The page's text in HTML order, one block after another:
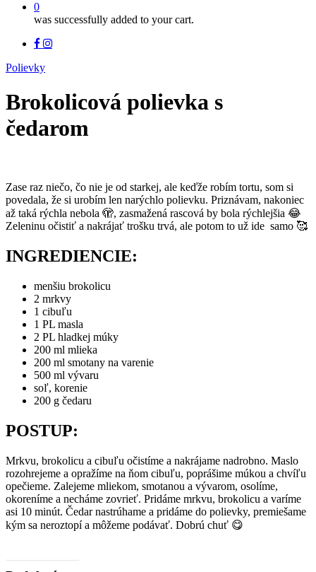
0
was successfully added to your cart.
facebook
instagram
Polievky
Brokolicová polievka s
čedarom
Zase raz niečo, čo nie je od starkej, ale keďže robím tortu, som si
povedala, že si urobím len narýchlo polievku. Priznávam, nakoniec
až taká rýchla nebola 🫣, zasmažená rascová by bola rýchlejšia 😂
Zeleninu očistiť a nakrájať trošku trvá, ale potom to už ide samo 🥰
INGREDIENCIE:
menšiu brokolicu
2 mrkvy
1 cibuľu
1 PL masla
2 PL hladkej múky
200 ml mlieka
200 ml smotany na varenie
500 ml vývaru
soľ, korenie
200 g čedaru
POSTUP:
Mrkvu, brokolicu a cibuľu očistíme a nakrájame nadrobno. Maslo
rozohrejeme a opražíme na ňom cibuľu, poprášime múkou a chvíľu
opečieme. Zalejeme mliekom, smotanou a vývarom, osolíme,
okoreníme a necháme zovrieť. Pridáme mrkvu, brokolicu a varíme
asi 10 minút. Čedar nastrúhame a pridáme do polievky, premiešame
kým sa neroztopí a môžeme podávať. Dobrú chuť 😋